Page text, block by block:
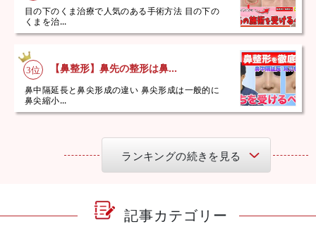
目の下のくま治療で人気のある手術方法 目の下の
くまを治...
【鼻整形】鼻先の整形は鼻...
鼻中隔延長と鼻尖形成の違い 鼻尖形成は一般的に
鼻尖縮小...
ランキングの続きを見る
記事カテゴリー